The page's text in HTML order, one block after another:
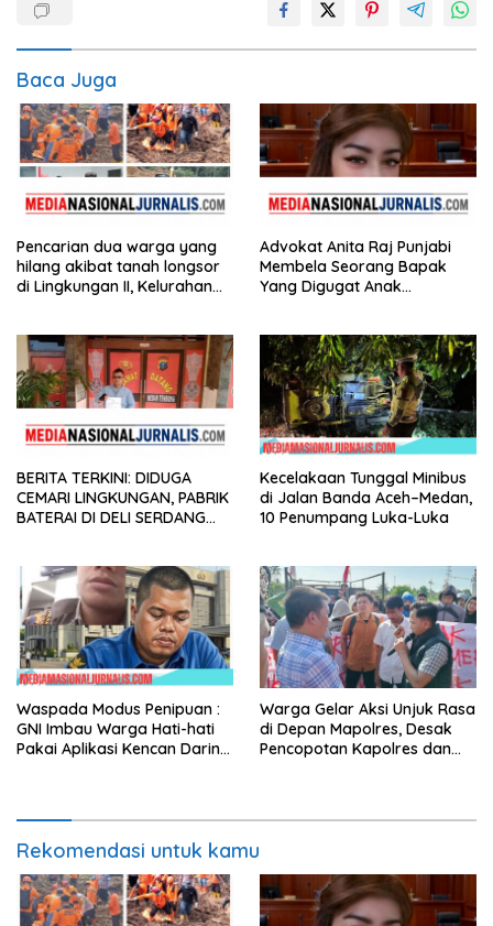
Baca Juga
Pencarian dua warga yang
hilang akibat tanah longsor
di Lingkungan II, Kelurahan
Tapanuli Selatan, akhirnya
membuahkan hasil.
Advokat Anita Raj Punjabi
Membela Seorang Bapak
Yang Digugat Anak
BERITA TERKINI: DIDUGA
CEMARI LINGKUNGAN, PABRIK
BATERAI DI DELI SERDANG
AKAN KONFIRMASI
Kecelakaan Tunggal Minibus
di Jalan Banda Aceh–Medan,
10 Penumpang Luka-Luka
Waspada Modus Penipuan :
GNI Imbau Warga Hati-hati
Pakai Aplikasi Kencan Daring,
Warga Gelar Aksi Unjuk Rasa
di Depan Mapolres, Desak
Pencopotan Kapolres dan
Rekomendasi untuk kamu